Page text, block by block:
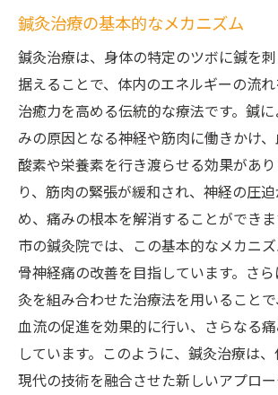
患者のフィードバックから見
香川県丸亀市の鍼灸院でのオーダ
が坐骨神経痛に効く
オーダーメイド治療の概念と
患者ごとの症状に合わせた施
丸亀市の鍼灸院が提供する個
坐骨神経痛患者に適した治療
治療のパーソナライズがもた
患者の期待に応えるオーダー
坐骨神経痛を持つ香川県丸亀市の
の選び方
鍼灸院選びで注目すべきポイ
医師の資格と経験が重要な理
鍼灸治療の基本的なメカニズム
鍼灸治療は、身体の特定のツボに鍼を
据えることで、体内のエネルギーの流
治癒力を高める伝統的な療法です。鍼
みの原因となる神経や筋肉に働きかけ、
酸素や栄養素を行き渡らせる効果があ
り、筋肉の緊張が緩和され、神経の圧
め、痛みの根本を解消することができ
市の鍼灸院では、この基本的なメカニ
骨神経痛の改善を目指しています。さ
灸を組み合わせた治療法を用いること
血流の促進を効果的に行い、さらなる
しています。このように、鍼灸治療は
現代の技術を融合させた新しいアプロ